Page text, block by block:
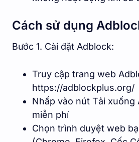
Cách sử dụng
Bước 1. Cài đặt Adblock:
Truy cập trang web
https://adblockplus.org/
Nhấp vào nút Tải xuống
miễn phí
Chọn trình duyệt web